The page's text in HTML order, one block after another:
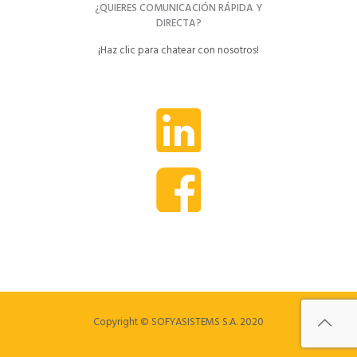
¿QUIERES COMUNICACIÓN RÁPIDA Y
DIRECTA?
¡Haz clic para chatear con nosotros!
Copyright © SOFYASISTEMS S.A. 2020